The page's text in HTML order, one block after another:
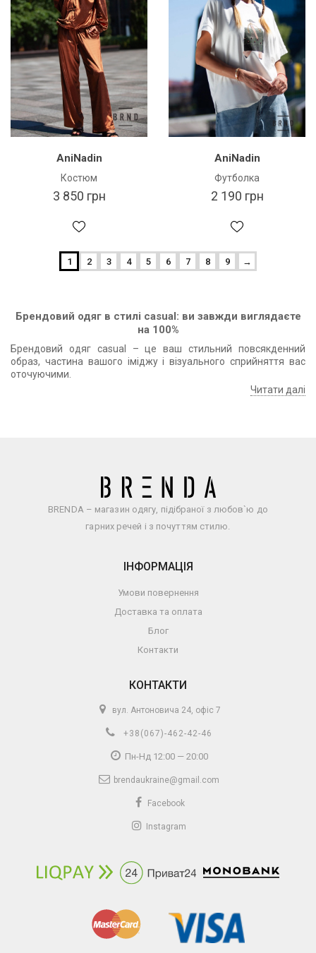
AniNadin
Костюм
3 850 грн
AniNadin
Футболка
2 190 грн
1 2 3 4 5 6 7 8 9 →
Брендовий одяг в стилі casual: ви завжди виглядаєте
на 100%
Брендовий одяг casual – це ваш стильний повсякденний
образ, частина вашого іміджу і візуального сприйняття вас
оточуючими.
Читати далі
BRENDA – магазин одягу, підібраної з любов`ю до
гарних речей і з почуттям стилю.
ІНФОРМАЦІЯ
Умови повернення
Доставка та оплата
Блог
Контакти
КОНТАКТИ
вул. Антоновича 24, офіс 7
+38(067)-462-42-46
Пн-Нд 12:00 — 20:00
brendaukraine@gmail.com
Facebook
Instagram